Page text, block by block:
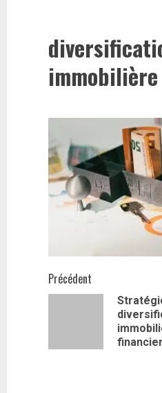
immobilière
Navigation
d’article
Précédent